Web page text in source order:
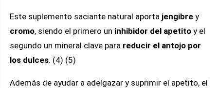
Este suplemento saciante natural aporta jengibre y
cromo, siendo el primero un inhibidor del apetito y el
segundo un mineral clave para reducir el antojo por
los dulces. (4) (5)
Además de ayudar a adelgazar y suprimir el apetito, el